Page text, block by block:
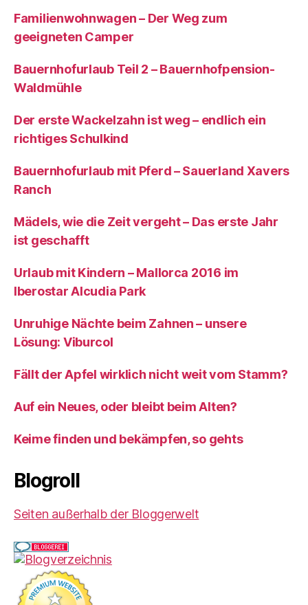
Familienwohnwagen – Der Weg zum
geeigneten Camper
Bauernhofurlaub Teil 2 – Bauernhofpension-
Waldmühle
Der erste Wackelzahn ist weg – endlich ein
richtiges Schulkind
Bauernhofurlaub mit Pferd – Sauerland Xavers
Ranch
Mädels, wie die Zeit vergeht – Das erste Jahr
ist geschafft
Urlaub mit Kindern – Mallorca 2016 im
Iberostar Alcudia Park
Unruhige Nächte beim Zahnen – unsere
Lösung: Viburcol
Fällt der Apfel wirklich nicht weit vom Stamm?
Auf ein Neues, oder bleibt beim Alten?
Keime finden und bekämpfen, so gehts
Blogroll
Seiten außerhalb der Bloggerwelt